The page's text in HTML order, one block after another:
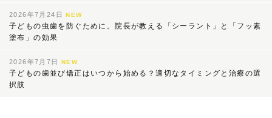
2026年7月24日NEW
子どもの虫歯を防ぐために。院長が教える「シーラント」と「フッ素
塗布」の効果
2026年7月7日NEW
子どもの歯並び矯正はいつから始める？適切なタイミングと治療の選
択肢